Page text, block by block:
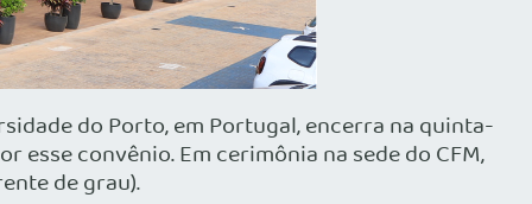
do Porto, em Portugal, encerra na quinta-
esse convênio. Em cerimônia na sede do CFM,
de grau).